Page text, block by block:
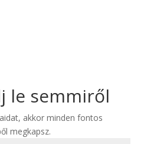
le semmiről
akkor minden fontos
megkapsz.